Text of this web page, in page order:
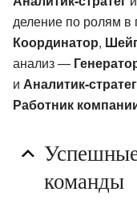
деление по ролям
Координатор,
анализ —
и Аналитик-стратег
Работник
команды